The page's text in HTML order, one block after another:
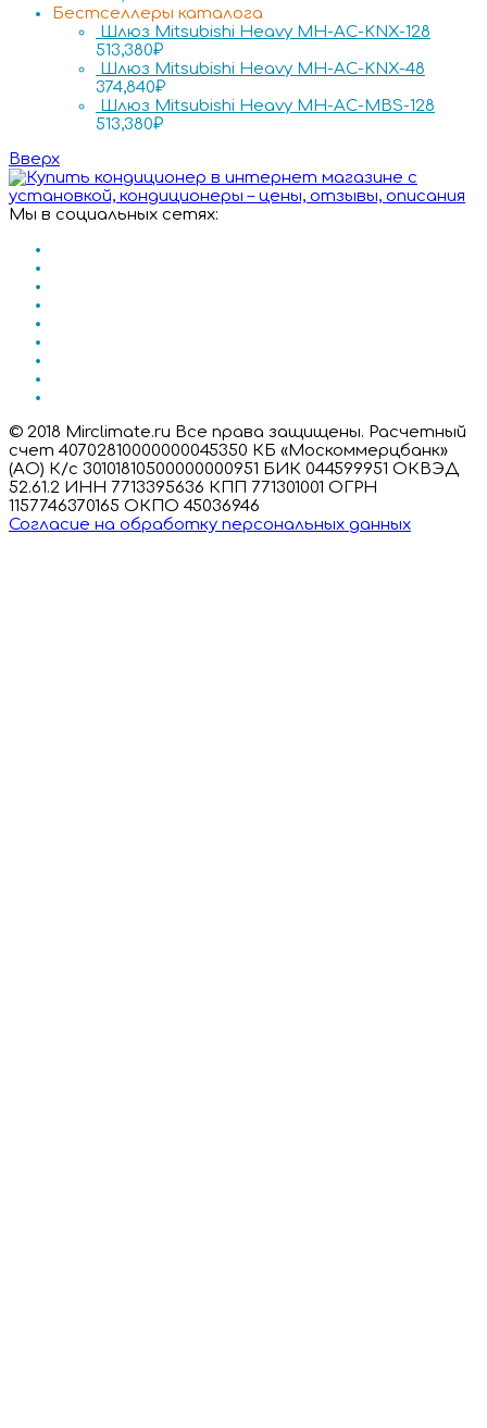
Бестселлеры каталога
Шлюз Mitsubishi Heavy MH-AC-KNX-128
513,380₽
Шлюз Mitsubishi Heavy MH-AC-KNX-48
374,840₽
Шлюз Mitsubishi Heavy MH-AC-MBS-128
513,380₽
Вверх
Мы в социальных сетях:
© 2018 Mirclimate.ru Все права защищены. Расчетный
счет 40702810000000045350 КБ «Москоммерцбанк»
(АО) К/с 30101810500000000951 БИК 044599951 ОКВЭД
52.61.2 ИНН 7713395636 КПП 771301001 ОГРН
1157746370165 ОКПО 45036946
Согласие на обработку персональных данных